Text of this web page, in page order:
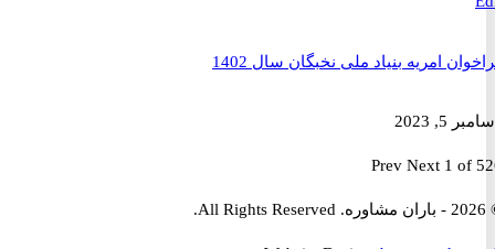
امریه بنیاد ملی نخبگان سال 1402
PrevNext 1